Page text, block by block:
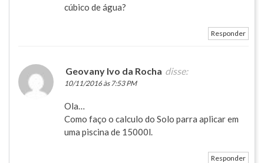
cúbico de água?
Responder
Geovany Ivo da Rocha disse:
10/11/2016 às 7:53 PM
Ola…
Como faço o calculo do Solo parra aplicar em
uma piscina de 15000l.
Responder